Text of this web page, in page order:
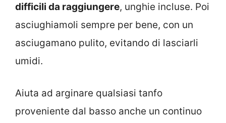
difficili da raggiungere, unghie incluse. Poi
asciughiamoli sempre per bene, con un
asciugamano pulito, evitando di lasciarli
umidi.
Aiuta ad arginare qualsiasi tanfo
proveniente dal basso anche un continuo